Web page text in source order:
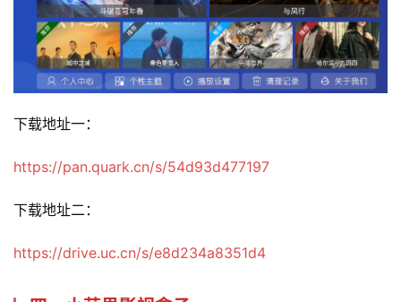
下载地址一：
https://pan.quark.cn/s/54d93d477197
下载地址二：
https://drive.uc.cn/s/e8d234a8351d4